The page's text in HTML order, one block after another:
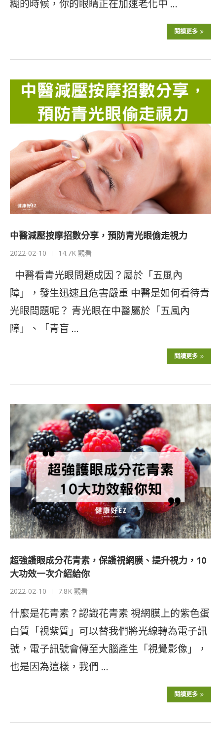
糊的時候，你的眼睛正在加速老化中 …
閱讀更多
中醫減壓按摩招數分享，預防青光眼偷走視力
2022-02-10 14.7K 觀看
中醫看青光眼問題成因？屬於「五風內
障」，發生迅速且危害嚴重 中醫是如何看待青
光眼問題呢？ 青光眼在中醫屬於「五風內
障」、「青盲 …
閱讀更多
超強護眼成分花青素，保護視網膜、提升視力，10
大功效一次介紹給你
2022-02-10 7.8K 觀看
什麼是花青素？認識花青素 視網膜上的紫色蛋
白質「視紫質」可以替我們將光線轉為電子訊
號，電子訊號會傳至大腦產生「視覺影像」，
也是因為這樣，我們 …
閱讀更多